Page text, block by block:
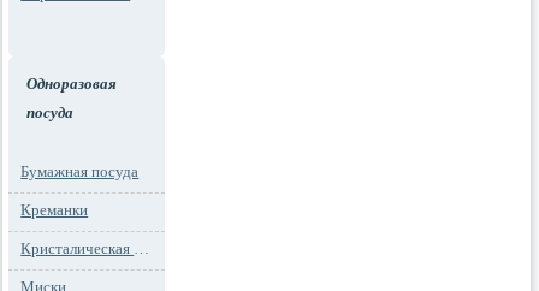
Одноразовая
посуда
Бумажная посуда
Креманки
Кристалическая посуда
Миски